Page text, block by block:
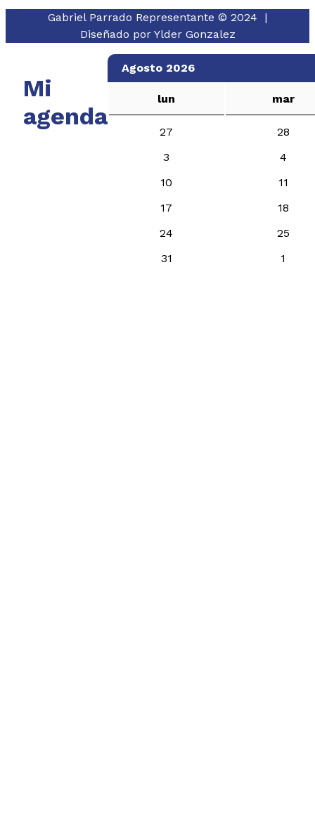
Gabriel Parrado Representante © 2024 |
Diseñado por Ylder Gonzalez
Mi
agenda
Agosto 2026
lun mar
27
28
3
4
10
11
17
18
24
25
31
1